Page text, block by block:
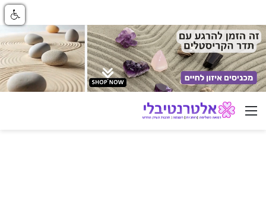
ניווט באתר